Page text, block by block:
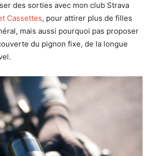
des sorties avec mon club Strava
Cassettes, pour attirer plus de filles
mais aussi pourquoi pas proposer
du pignon fixe, de la longue